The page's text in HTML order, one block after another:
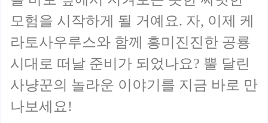
모험을 시작하게 될 거예요. 자, 이제 케
라토사우루스와 함께 흥미진진한 공룡
시대로 떠날 준비가 되었나요? 뿔 달린
사냥꾼의 놀라운 이야기를 지금 바로 만